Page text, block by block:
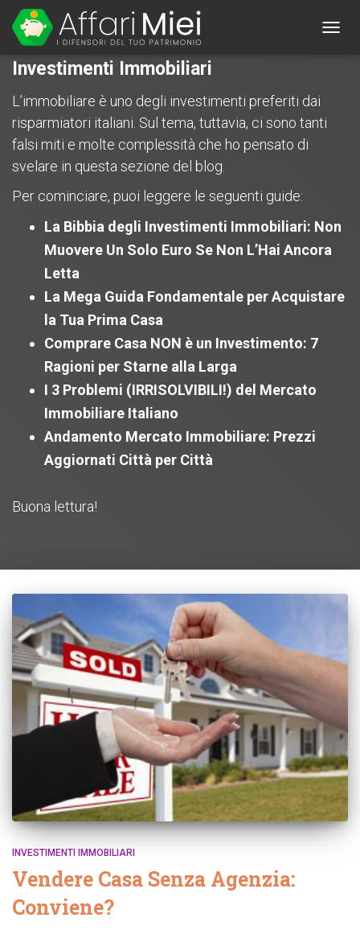
Investimenti Immobiliari
L’immobiliare è uno degli investimenti preferiti dai
risparmiatori italiani. Sul tema, tuttavia, ci sono tanti
falsi miti e molte complessità che ho pensato di
svelare in questa sezione del blog.
Per cominciare, puoi leggere le seguenti guide:
La Bibbia degli Investimenti Immobiliari: Non
Muovere Un Solo Euro Se Non L’Hai Ancora
Letta
La Mega Guida Fondamentale per Acquistare
la Tua Prima Casa
Comprare Casa NON è un Investimento: 7
Ragioni per Starne alla Larga
I 3 Problemi (IRRISOLVIBILI!) del Mercato
Immobiliare Italiano
Andamento Mercato Immobiliare: Prezzi
Aggiornati Città per Città
Buona lettura!
INVESTIMENTI IMMOBILIARI
Vendere Casa Senza Agenzia:
Conviene?